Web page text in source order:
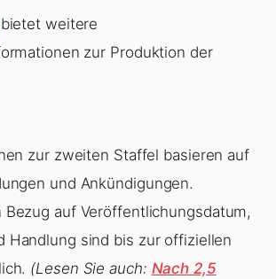
weitere
zur Produktion der
zur zweiten Staffel basieren auf
und Ankündigungen.
Bezug auf Veröffentlichungsdatum,
Handlung sind bis zur offiziellen
(Lesen Sie auch: Nach 2,5